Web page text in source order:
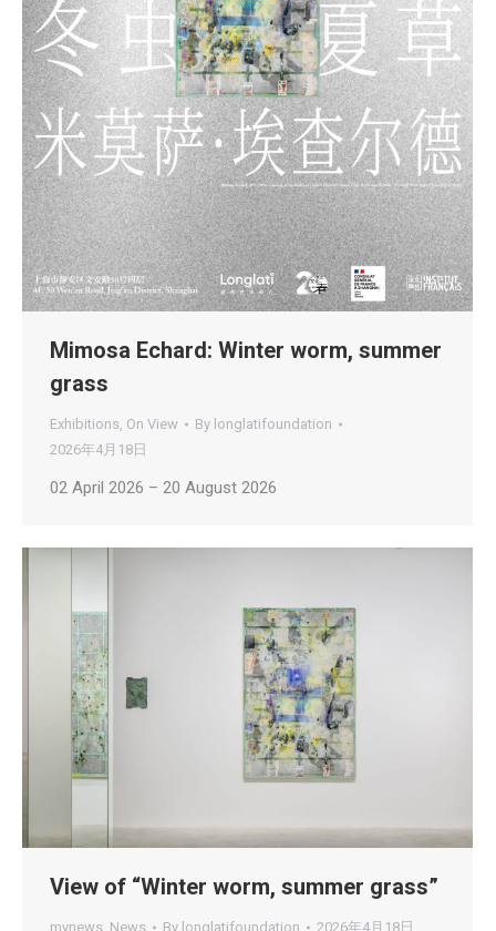
Mimosa Echard: Winter worm, summer
grass
Exhibitions, On View By longlatifoundation
2026年4月18日
02 April 2026 – 20 August 2026
View of “Winter worm, summer grass”
mynews News By longlatifoundation 2026年4月18日